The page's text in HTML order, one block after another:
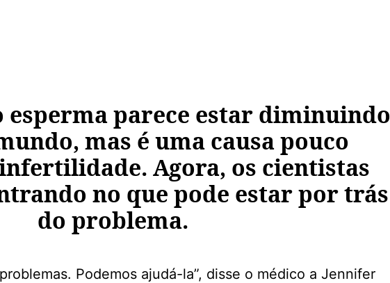
esperma parece estar diminuindo
mas é uma causa pouco
Agora, os cientistas
no que pode estar por trás
do problema.
Podemos ajudá-la”, disse o médico a Jennifer